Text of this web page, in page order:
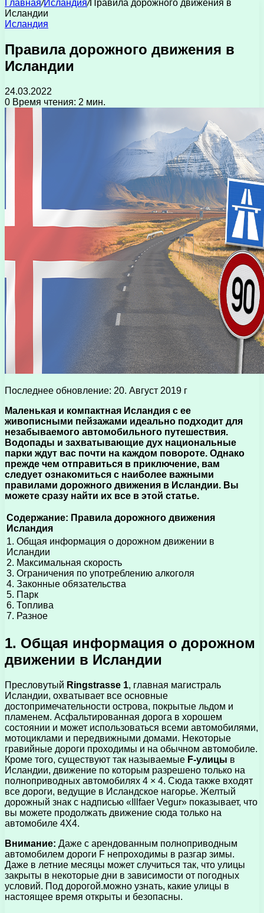
Главная/Исландия/Правила дорожного движения в
Исландии
Исландия
Правила дорожного движения в
Исландии
24.03.2022
0 Время чтения: 2 мин.
Последнее обновление: 20. Август 2019 г
Маленькая и компактная Исландия с ее
живописными пейзажами идеально подходит для
незабываемого автомобильного путешествия.
Водопады и захватывающие дух национальные
парки ждут вас почти на каждом повороте. Однако
прежде чем отправиться в приключение, вам
следует ознакомиться с наиболее важными
правилами дорожного движения в Исландии. Вы
можете сразу найти их все в этой статье.
Содержание: Правила дорожного движения
Исландия
1. Общая информация о дорожном движении в
Исландии
2. Максимальная скорость
3. Ограничения по употреблению алкоголя
4. Законные обязательства
5. Парк
6. Топлива
7. Разное
1. Общая информация о дорожном
движении в Исландии
Пресловутый Ringstrasse 1, главная магистраль
Исландии, охватывает все основные
достопримечательности острова, покрытые льдом и
пламенем. Асфальтированная дорога в хорошем
состоянии и может использоваться всеми автомобилями,
мотоциклами и передвижными домами. Некоторые
гравийные дороги проходимы и на обычном автомобиле.
Кроме того, существуют так называемые F-улицы в
Исландии, движение по которым разрешено только на
полноприводных автомобилях 4 × 4. Сюда также входят
все дороги, ведущие в Исландское нагорье. Желтый
дорожный знак с надписью «Illfaer Vegur» показывает, что
вы можете продолжать движение сюда только на
автомобиле 4X4.
Внимание: Даже с арендованным полноприводным
автомобилем дороги F непроходимы в разгар зимы.
Даже в летние месяцы может случиться так, что улицы
закрыты в некоторые дни в зависимости от погодных
условий. Под дорогой.можно узнать, какие улицы в
настоящее время открыты и безопасны.